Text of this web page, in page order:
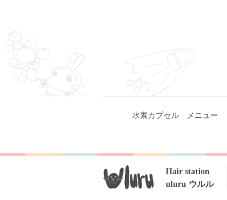
水素カプセル メニュー
Hair station
uluru ウルル